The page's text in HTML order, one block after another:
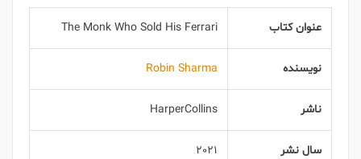
عنوان کتاب The Monk Who Sold His Ferrari
نویسنده Robin Sharma
ناشر HarperCollins
سال نشر 2021